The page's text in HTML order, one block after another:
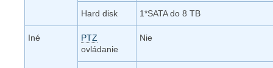
Hard disk 1*SATA do 8 TB
Iné
PTZ
ovládanie
Nie